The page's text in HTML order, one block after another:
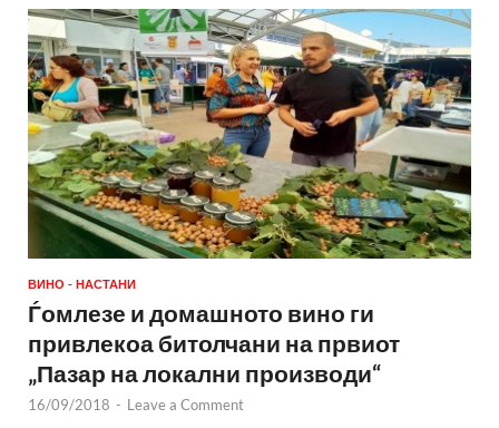
ВИНО - НАСТАНИ
Ѓомлезе и домашното вино ги
привлекоа битолчани на првиот
„Пазар на локални производи“
16/09/2018 - Leave a Comment